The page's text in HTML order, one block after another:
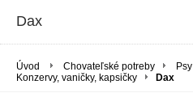
Dax
Úvod Chovateľské potreby Psy
Konzervy, vaničky, kapsičky
Dax